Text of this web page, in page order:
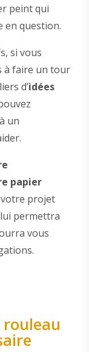
peint qui
en question.
si vous
à faire un tour
d’idées
un
papier
votre projet
permettra
vous